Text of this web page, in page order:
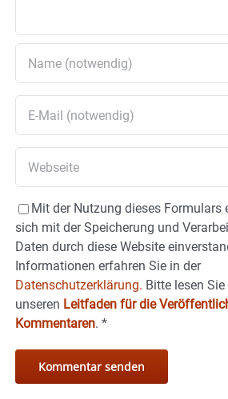
Mit der Nutzung dieses Formulars
sich mit der Speicherung und
Daten durch diese Website
Informationen erfahren Sie in der
Datenschutzerklärung. Bitte lesen
unseren Leitfaden für die
Kommentaren. *